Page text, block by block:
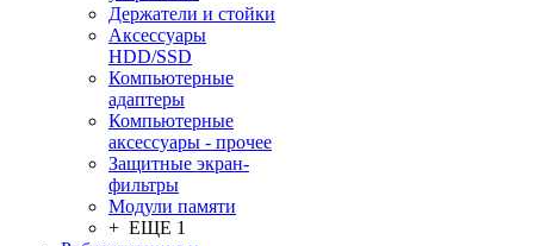
Держатели и стойки
Аксессуары
HDD/SSD
Компьютерные
адаптеры
Компьютерные
аксессуары - прочее
Защитные экран-
фильтры
Модули памяти
+ ЕЩЕ 1